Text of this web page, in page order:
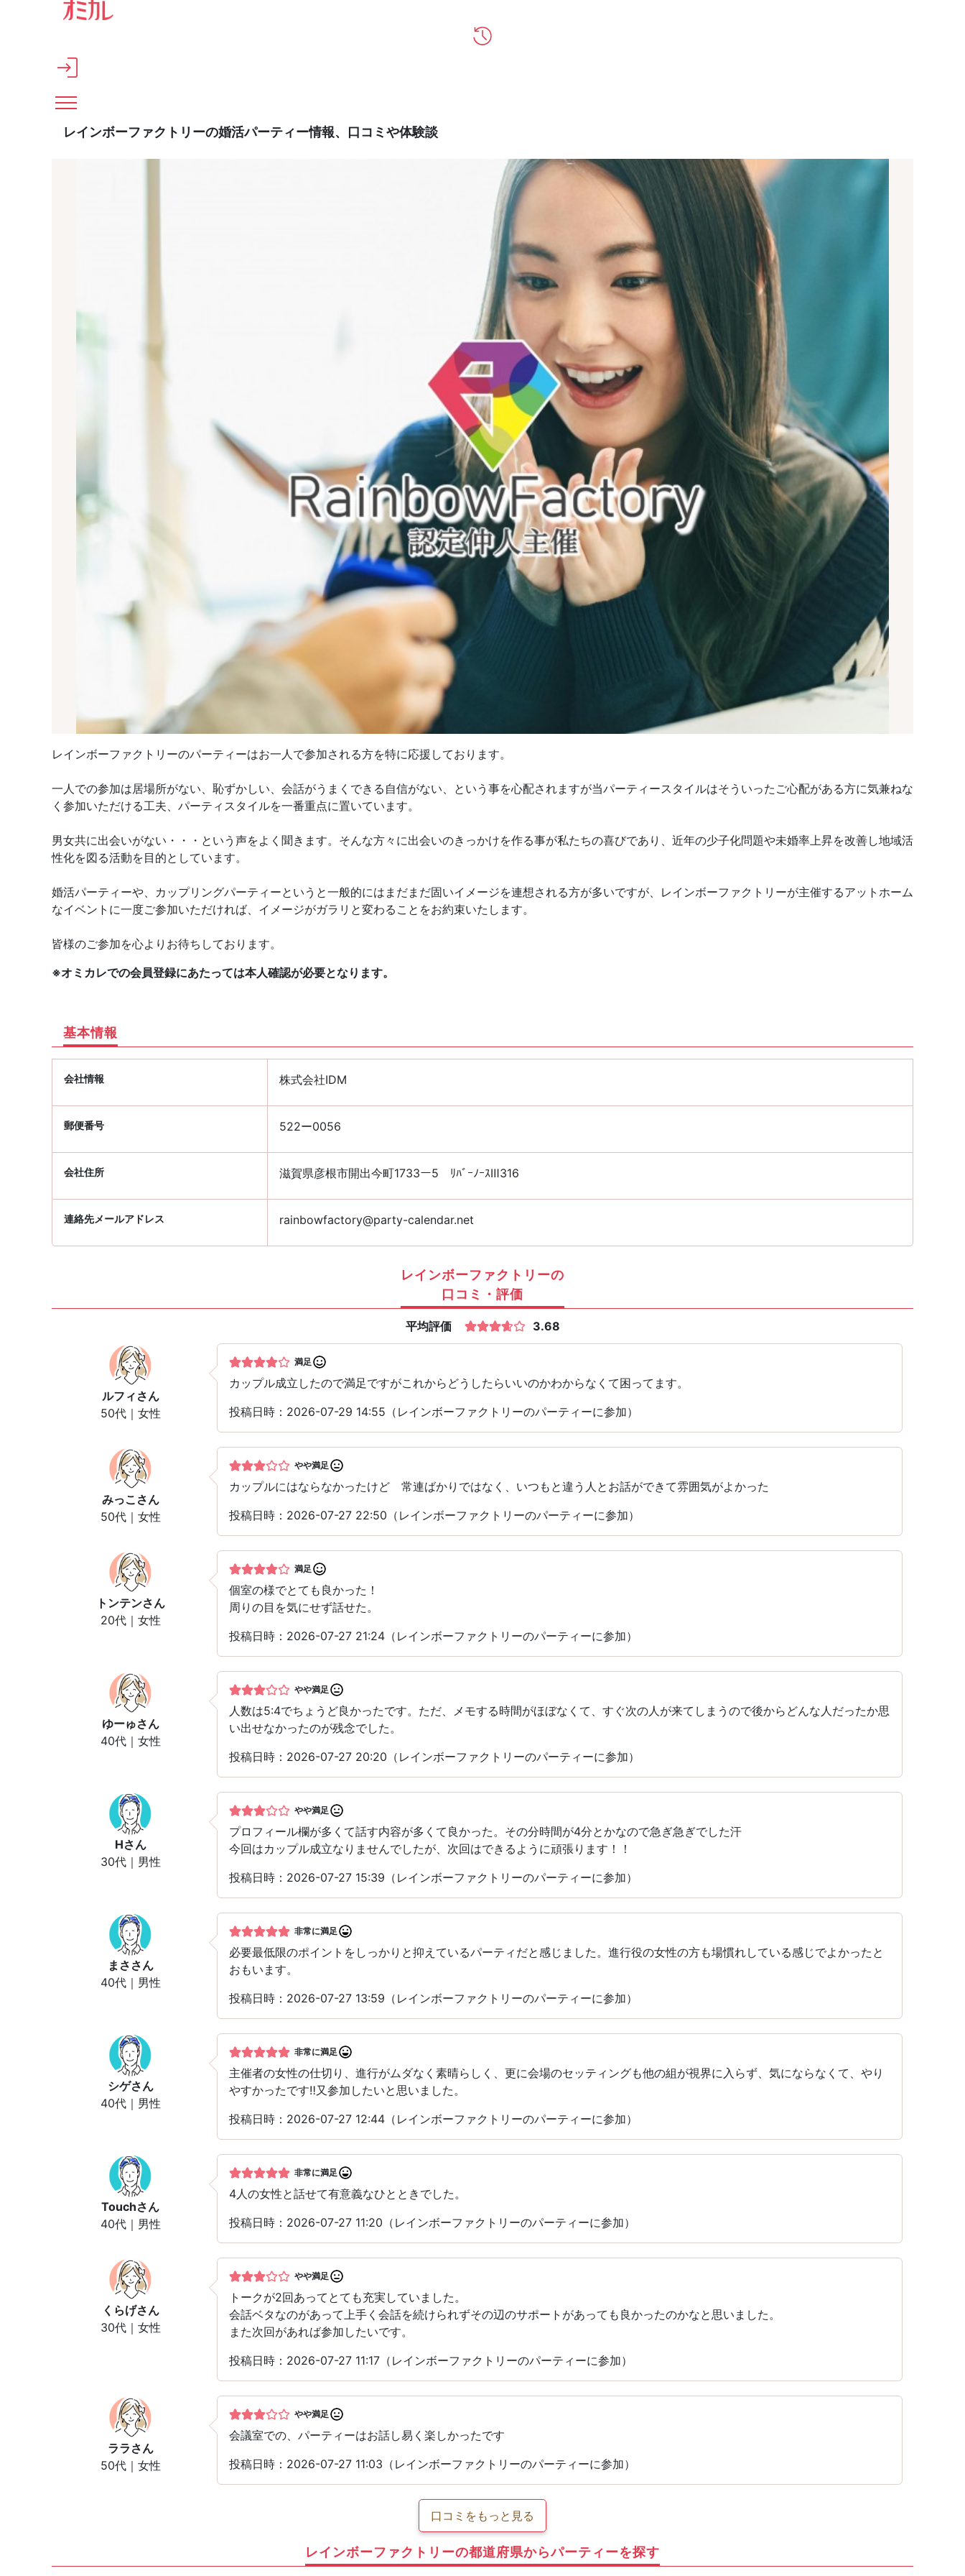
メインコンテンツへスキップ
レインボーファクトリーの婚活パーティー情報、口コミや体験談
レインボーファクトリーのパーティーはお一人で参加される方を特に応援しております。
一人での参加は居場所がない、恥ずかしい、会話がうまくできる自信がない、という事を心配されますが当パーティースタイルはそういったご心配がある方に気兼ねな
く参加いただける工夫、パーティスタイルを一番重点に置いています。
男女共に出会いがない・・・という声をよく聞きます。そんな方々に出会いのきっかけを作る事が私たちの喜びであり、近年の少子化問題や未婚率上昇を改善し地域活
性化を図る活動を目的としています。
婚活パーティーや、カップリングパーティーというと一般的にはまだまだ固いイメージを連想される方が多いですが、レインボーファクトリーが主催するアットホーム
なイベントに一度ご参加いただければ、イメージがガラリと変わることをお約束いたします。
皆様のご参加を心よりお待ちしております。
※オミカレでの会員登録にあたっては本人確認が必要となります。
基本情報
会社情報 株式会社IDM
郵便番号 522ー0056
会社住所 滋賀県彦根市開出今町1733ー5 ﾘﾊﾞｰﾉｰｽⅢ316
連絡先メールアドレス rainbowfactory@party-calendar.net
レインボーファクトリーの
口コミ・評価
平均評価 3.68
ルフィ さん
50代｜女性
満足
カップル成立したので満足ですがこれからどうしたらいいのかわからなくて困ってます。
投稿日時：2026-07-29 14:55（レインボーファクトリーのパーティーに参加）
みっこ さん
50代｜女性
やや満足
カップルにはならなかったけど 常連ばかりではなく、いつもと違う人とお話ができて雰囲気がよかった
投稿日時：2026-07-27 22:50（レインボーファクトリーのパーティーに参加）
トンテンさん
20代｜女性
満足
個室の様でとても良かった！
周りの目を気にせず話せた。
投稿日時：2026-07-27 21:24（レインボーファクトリーのパーティーに参加）
ゆーゅさん
40代｜女性
やや満足
人数は5:4でちょうど良かったです。ただ、メモする時間がほぼなくて、すぐ次の人が来てしまうので後からどんな人だったか思
い出せなかったのが残念でした。
投稿日時：2026-07-27 20:20（レインボーファクトリーのパーティーに参加）
Hさん
30代｜男性
やや満足
プロフィール欄が多くて話す内容が多くて良かった。その分時間が4分とかなので急ぎ急ぎでした汗
今回はカップル成立なりませんでしたが、次回はできるように頑張ります！！
投稿日時：2026-07-27 15:39（レインボーファクトリーのパーティーに参加）
まさ さん
40代｜男性
非常に満足
必要最低限のポイントをしっかりと抑えているパーティだと感じました。進行役の女性の方も場慣れしている感じでよかったと
おもいます。
投稿日時：2026-07-27 13:59（レインボーファクトリーのパーティーに参加）
シゲさん
40代｜男性
非常に満足
主催者の女性の仕切り、進行がムダなく素晴らしく、更に会場のセッティングも他の組が視界に入らず、気にならなくて、やり
やすかったです‼️又参加したいと思いました。
投稿日時：2026-07-27 12:44（レインボーファクトリーのパーティーに参加）
Touchさん
40代｜男性
非常に満足
4人の女性と話せて有意義なひとときでした。
投稿日時：2026-07-27 11:20（レインボーファクトリーのパーティーに参加）
くらげさん
30代｜女性
やや満足
トークが2回あってとても充実していました。
会話ベタなのがあって上手く会話を続けられずその辺のサポートがあっても良かったのかなと思いました。
また次回があれば参加したいです。
投稿日時：2026-07-27 11:17（レインボーファクトリーのパーティーに参加）
ララ さん
50代｜女性
やや満足
会議室での、パーティーはお話し易く楽しかったです
投稿日時：2026-07-27 11:03（レインボーファクトリーのパーティーに参加）
口コミをもっと見る
レインボーファクトリーの都道府県からパーティーを探す